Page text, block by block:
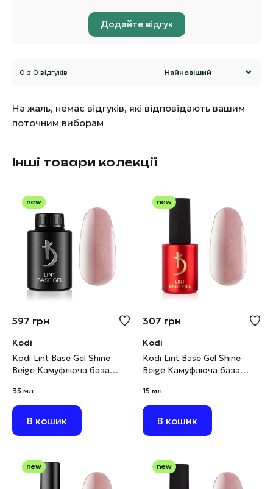
Додайте відгук
0 з 0 відгуків
На жаль, немає відгуків, які відповідають вашим
поточним виборам
Інші товари колекції
new
597 грн
Kodi
Kodi Lint Base Gel Shine
Beige Камуфлюча база
шимером, 35 мл
35 мл
В кошик
new
307 грн
Kodi
Kodi Lint Base Gel Shine
Beige Камуфлюча база
шимером, 15 мл
15 мл
В кошик
new new